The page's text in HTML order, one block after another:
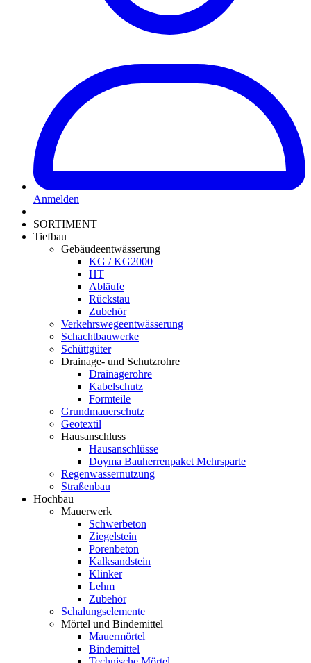
Anmelden
SORTIMENT
Tiefbau
Gebäudeentwässerung
KG / KG2000
HT
Abläufe
Rückstau
Zubehör
Verkehrswegeentwässerung
Schachtbauwerke
Schüttgüter
Drainage- und Schutzrohre
Drainagerohre
Kabelschutz
Formteile
Grundmauerschutz
Geotextil
Hausanschluss
Hausanschlüsse
Doyma Bauherrenpaket Mehrsparte
Regenwassernutzung
Straßenbau
Hochbau
Mauerwerk
Schwerbeton
Ziegelstein
Porenbeton
Kalksandstein
Klinker
Lehm
Zubehör
Schalungselemente
Mörtel und Bindemittel
Mauermörtel
Bindemittel